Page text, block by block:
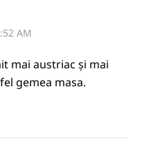
AM
mai austriac și mai
gemea masa.